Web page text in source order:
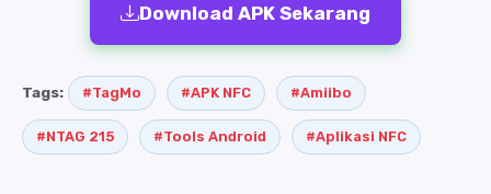
Download APK Sekarang
Tags: #TagMo #APK NFC #Amiibo
#NTAG 215 #Tools Android #Aplikasi NFC